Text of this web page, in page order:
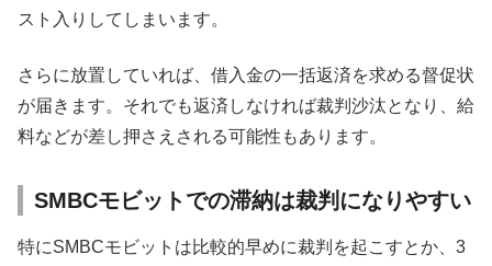
スト入りしてしまいます。
さらに放置していれば、借入金の一括返済を求める督促状
が届きます。それでも返済しなければ裁判沙汰となり、給
料などが差し押さえされる可能性もあります。
SMBCモビットでの滞納は裁判になりやすい
特にSMBCモビットは比較的早めに裁判を起こすとか、3